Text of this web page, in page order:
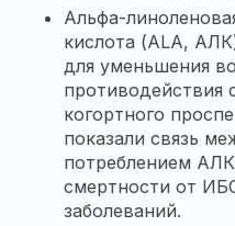
Альфа-
кислота (ALA,
для уменьшения
противодействия
когортного
показали связь
потреблением
смертности от
заболеваний.